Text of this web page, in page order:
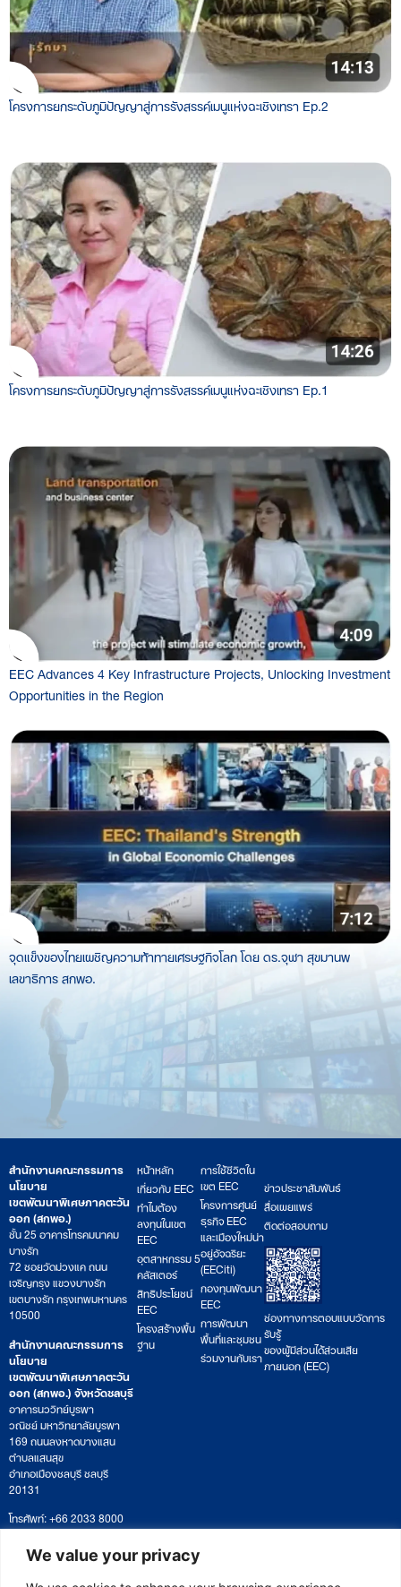
We value your privacy
โครงการยกระดับภูมิปัญญาสู่การรังสรรค์เมนูแห่งฉะเชิงเทรา Ep.2
โครงการยกระดับภูมิปัญญาสู่การรังสรรค์เมนูแห่งฉะเชิงเทรา Ep.1
EEC Advances 4 Key Infrastructure Projects, Unlocking Investment
Opportunities in the Region
จุดแข็งของไทยเผชิญความท้าทายเศรษฐกิจโลก โดย ดร.จุฬา สุขมานพ
เลขาธิการ สกพอ.
สำนักงานคณะกรรมการ
นโยบาย
เขตพัฒนาพิเศษภาคตะวัน
ออก (สกพอ.)
ชั้น 25 อาคารโทรคมนาคม
บางรัก
72 ซอยวัดม่วงแค ถนน
เจริญกรุง แขวงบางรัก
เขตบางรัก กรุงเทพมหานคร
10500
สำนักงานคณะกรรมการ
นโยบาย
เขตพัฒนาพิเศษภาคตะวัน
ออก (สกพอ.) จังหวัดชลบุรี
อาคารนววิทย์บูรพา
วณิชย์ มหาวิทยาลัยบูรพา
169 ถนนลงหาดบางแสน
ตำบลแสนสุข
อำเภอเมืองชลบุรี ชลบุรี
20131
โทรศัพท์: +66 2033 8000
เวลาทำการ: จันทร์ – ศุกร์
09:00 – 17:00 น.
ติดตามหนังสือหรือยื่นเอกสาร
saraban@eeco.or.th
หน้าหลัก
เกี่ยวกับ EEC
ทำไมต้อง
ลงทุนในเขต
EEC
อุตสาหกรรม 5
คลัสเตอร์
สิทธิประโยชน์
EEC
โครงสร้างพื้น
ฐาน
การใช้ชีวิตใน
เขต EEC
โครงการศูนย์
ธุรกิจ EEC
และเมืองใหม่น่า
อยู่อัจฉริยะ
(EECiti)
กองทุนพัฒนา
EEC
การพัฒนา
พื้นที่และชุมชน
ร่วมงานกับเรา
ข่าวประชาสัมพันธ์
สื่อเผยแพร่
ติดต่อสอบถาม
ช่องทางการตอบแบบวัดการ
รับรู้
ของผู้มีส่วนได้ส่วนเสีย
ภายนอก (EEC)